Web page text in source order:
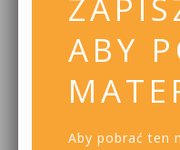
ABY
Aby pobrać ten